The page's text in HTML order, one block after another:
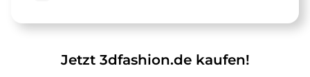
Jetzt 3dfashion.de kaufen!